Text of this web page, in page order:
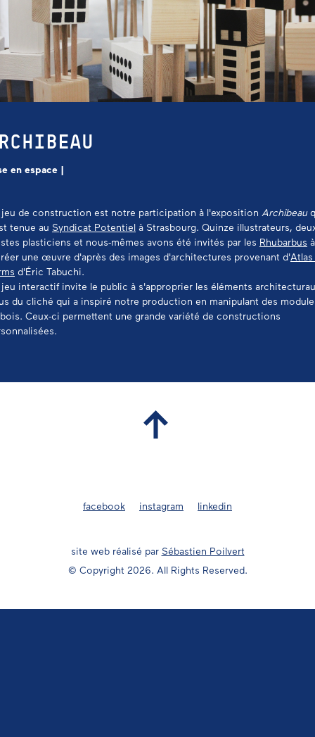
en espace |
jeu de construction est notre participation à l'exposition Archibeau
tenue au Syndicat Potentiel à Strasbourg. Quinze illustrateurs,
plasticiens et nous-mêmes avons été invités par les Rhubarbus à
une œuvre d'après des images d'architectures provenant d'
d'Éric Tabuchi.
jeu interactif invite le public à s'approprier les éléments
du cliché qui a inspiré notre production en manipulant des
Ceux-ci permettent une grande variété de constructions
facebook instagram linkedin
site web réalisé par Sébastien Poilvert
© Copyright 2026. All Rights Reserved.